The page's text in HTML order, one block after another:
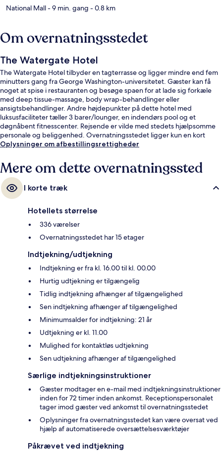
National Mall- 9 min. gang - 0.8 km
Om overnatningsstedet
The Watergate Hotel
The Watergate Hotel tilbyder en tagterrasse og ligger mindre end fem
minutters gang fra George Washington-universitetet. Gæster kan få
noget at spise i restauranten og besøge spaen for at lade sig forkæle
med deep tissue-massage, body wrap-behandlinger eller
ansigtsbehandlinger. Andre højdepunkter på dette hotel med
luksusfaciliteter tæller 3 barer/lounger, en indendørs pool og et
døgnåbent fitnesscenter. Rejsende er vilde med stedets hjælpsomme
personale og beliggenhed. Overnatningsstedet ligger kun en kort
gåtur fra offentlig transport: Foggy Bottom Station ligger 7 minutter
Oplysninger om afbestillingsrettigheder
Mere om dette overnatningssted
I korte træk
Hotellets størrelse
336 værelser
Overnatningsstedet har 15 etager
Indtjekning/udtjekning
Indtjekning er fra kl. 16.00 til kl. 00.00
Hurtig udtjekning er tilgængelig
Tidlig indtjekning afhænger af tilgængelighed
Sen indtjekning afhænger af tilgængelighed
Minimumsalder for indtjekning: 21 år
Udtjekning er kl. 11.00
Mulighed for kontaktløs udtjekning
Sen udtjekning afhænger af tilgængelighed
Særlige indtjekningsinstruktioner
Gæster modtager en e-mail med indtjekningsinstruktioner
inden for 72 timer inden ankomst. Receptionspersonalet
tager imod gæster ved ankomst til overnatningsstedet
Oplysninger fra overnatningsstedet kan være oversat ved
hjælp af automatiserede oversættelsesværktøjer
Påkrævet ved indtjekning